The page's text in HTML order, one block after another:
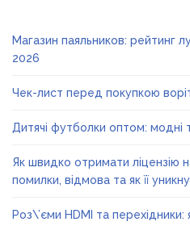
Магазин паяльников: рейтинг
2026
Чек-лист перед покупкою
Дитячі футболки оптом: модні
Як швидко отримати ліцензію
помилки, відмова та як її
Роз\’єми HDMI та перехідники: